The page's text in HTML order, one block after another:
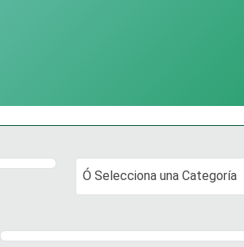
Ó Selecciona una Categoría
Ó Selecciona una Categoría
Selecciona un Municipio